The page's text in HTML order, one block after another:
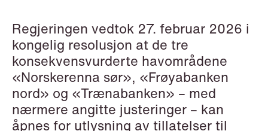
Read more
Regjeringen vedtok 27. februar 2026 i
kongelig resolusjon at de tre
konsekvensvurderte havområdene
«Norskerenna sør», «Frøyabanken
nord» og «Trænabanken» – med
nærmere angitte justeringer – kan
åpnes for utlysning av tillatelser til